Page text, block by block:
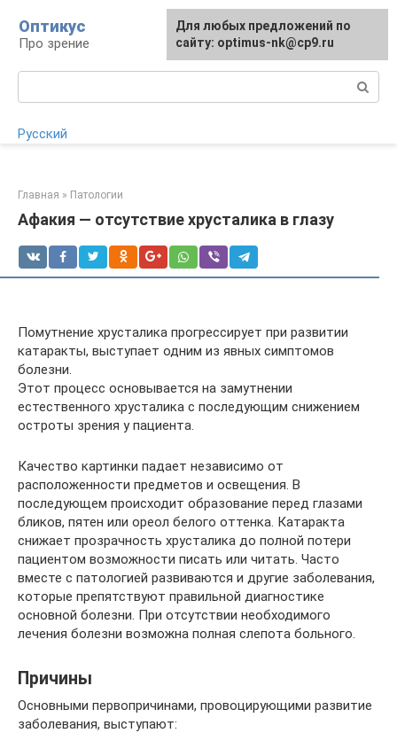
контенту
Оптикус
Про зрение
Русский
Главная » Патологии
Афакия — отсутствие хрусталика в глазу
Помутнение хрусталика прогрессирует при развитии
катаракты, выступает одним из явных симптомов
болезни.
Этот процесс основывается на замутнении
естественного хрусталика с последующим снижением
остроты зрения у пациента.
Качество картинки падает независимо от
расположенности предметов и освещения. В
последующем происходит образование перед глазами
бликов, пятен или ореол белого оттенка. Катаракта
снижает прозрачность хрусталика до полной потери
пациентом возможности писать или читать. Часто
вместе с патологией развиваются и другие заболевания,
которые препятствуют правильной диагностике
основной болезни. При отсутствии необходимого
лечения болезни возможна полная слепота больного.
Причины
Основными первопричинами, провоцирующими развитие
заболевания, выступают:
Для любых предложений по
сайту: [email protected]
Для любых предложений по
сайту: optimus-nk@cp9.ru